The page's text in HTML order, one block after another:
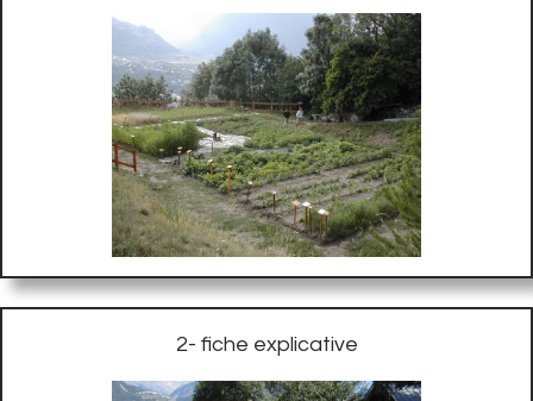
2- fiche explicative